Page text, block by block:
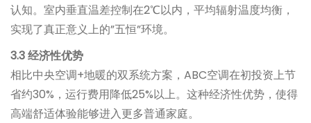
认知。室内垂直温差控制在2℃以内，平均辐射温度均衡，
实现了真正意义上的”五恒”环境。
3.3 经济性优势
相比中央空调+地暖的双系统方案，ABC空调在初投资上节
省约30%，运行费用降低25%以上。这种经济性优势，使得
高端舒适体验能够进入更多普通家庭。